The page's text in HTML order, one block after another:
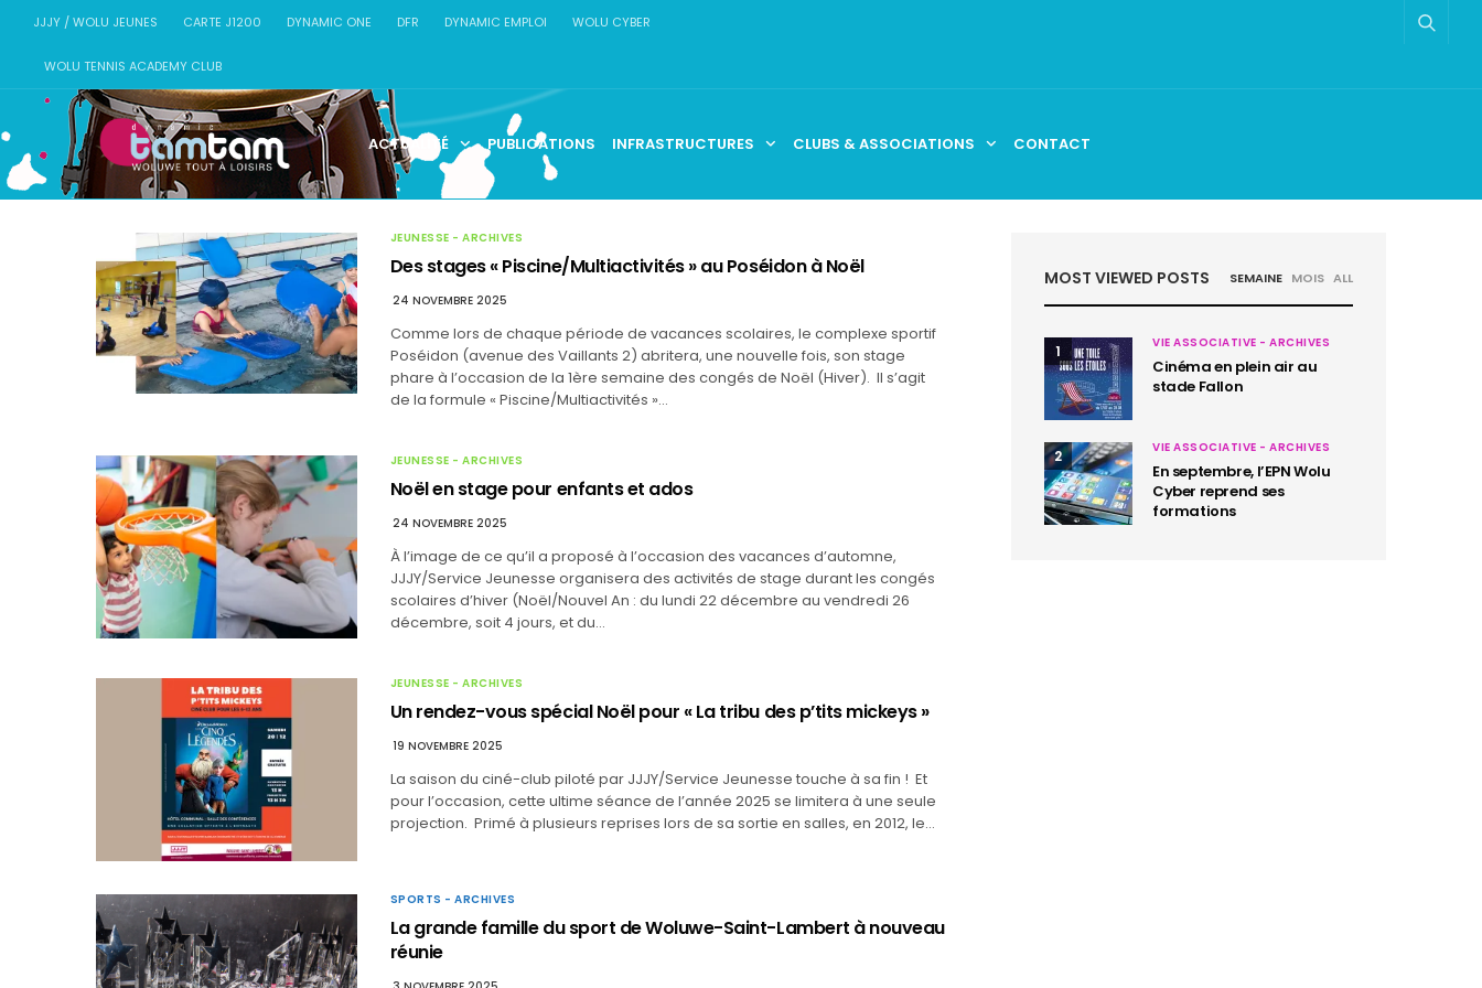
JJJY / WOLU JEUNES CARTE J1200 DYNAMIC ONE DFR DYNAMIC EMPLOI WOLU CYBER
WOLU TENNIS ACADEMY CLUB
ACTUALITÉ PUBLICATIONS INFRASTRUCTURES CLUBS & ASSOCIATIONS CONTACT
JEUNESSE - ARCHIVES
Des stages « Piscine/Multiactivités » au Poséidon à Noël
24 NOVEMBRE 2025
Comme lors de chaque période de vacances scolaires, le complexe sportif
Poséidon (avenue des Vaillants 2) abritera, une nouvelle fois, son stage
phare à l’occasion de la 1ère semaine des congés de Noël (Hiver). Il s’agit
de la formule « Piscine/Multiactivités »…
JEUNESSE - ARCHIVES
Noël en stage pour enfants et ados
24 NOVEMBRE 2025
À l’image de ce qu’il a proposé à l’occasion des vacances d’automne,
JJJY/Service Jeunesse organisera des activités de stage durant les congés
scolaires d’hiver (Noël/Nouvel An : du lundi 22 décembre au vendredi 26
décembre, soit 4 jours, et du…
JEUNESSE - ARCHIVES
Un rendez-vous spécial Noël pour « La tribu des p’tits mickeys »
19 NOVEMBRE 2025
La saison du ciné-club piloté par JJJY/Service Jeunesse touche à sa fin ! Et
pour l’occasion, cette ultime séance de l’année 2025 se limitera à une seule
projection. Primé à plusieurs reprises lors de sa sortie en salles, en 2012, le…
SPORTS - ARCHIVES
La grande famille du sport de Woluwe-Saint-Lambert à nouveau
réunie
MOST VIEWED POSTS SEMAINE MOIS ALL
1 VIE ASSOCIATIVE - ARCHIVES
Cinéma en plein air au
stade Fallon
2 VIE ASSOCIATIVE - ARCHIVES
En septembre, l’EPN Wolu
Cyber reprend ses
formations